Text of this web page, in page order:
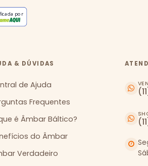
por
& DÚVIDAS
de Ajuda
Frequentes
é Âmbar Báltico?
do Âmbar
Verdadeiro